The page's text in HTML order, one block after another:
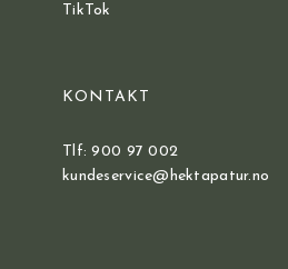
TikTok
KONTAKT
Tlf: 900 97 002
kundeservice@hektapatur.no